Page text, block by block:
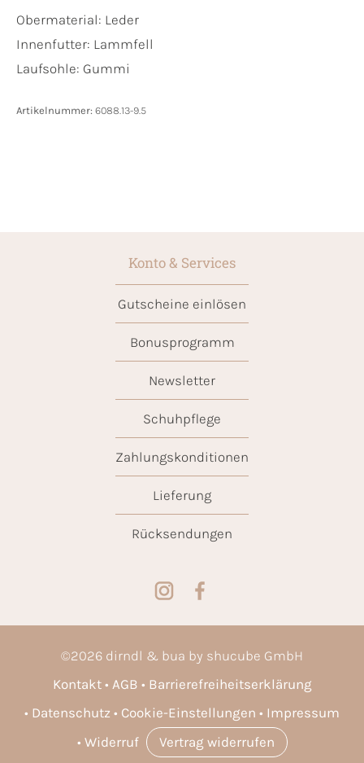
Obermaterial: Leder
Innenfutter: Lammfell
Laufsohle: Gummi
Artikelnummer: 6088.13-9.5
Konto & Services
Gutscheine einlösen
Bonusprogramm
Newsletter
Schuhpflege
Zahlungskonditionen
Lieferung
Rücksendungen
©2026 dirndl & bua by shucube GmbH
Kontakt
AGB
Barrierefreiheitserklärung
Datenschutz
Cookie-Einstellungen
Impressum
Widerruf
Vertrag widerrufen